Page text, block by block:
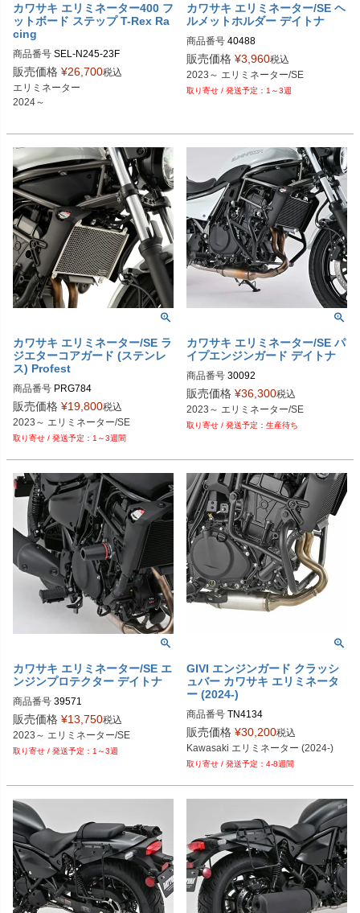
カワサキ エリミネーター400 フ
ットボード ステップ T-Rex Ra
cing
商品番号 SEL-N245-23F
N245-23Floorboards
N245-23F-A：Aタイプ/コントラスカ
ット
モール）
N245-23F-D：Dタイプ/コントラスカ
ット（アルミニウム）
販売価格 ¥26,700税込
エリミネーター
2024～
カワサキ エリミネーター/SE ヘ
ルメットホルダー デイトナ
商品番号 40488
9PL：P115-2622
販売価格 ¥3,960税込
2023～ エリミネーター/SE
1～3週
カワサキ エリミネーター/SE ラ
ジエターコアガード (ステンレ
ス) Profest
商品番号 PRG784
販売価格 ¥19,800税込
2023～ エリミネーター/SE
1～3週間
カワサキ エリミネーター/SE パ
イプエンジンガード デイトナ
商品番号 30092
9PL：P114-8421
販売価格 ¥36,300税込
2023～ エリミネーター/SE
生産待ち
カワサキ エリミネーター/SE エ
ンジンプロテクター デイトナ
商品番号 39571
9PL：P114-6987
販売価格 ¥13,750税込
2023～ エリミネーター/SE
1～3週
GIVI エンジンガード クラッシ
ュバー カワサキ エリミネータ
ー (2024-)
商品番号 TN4134
販売価格 ¥30,200税込
Kawasaki エリミネーター (2024-)
4-8週間